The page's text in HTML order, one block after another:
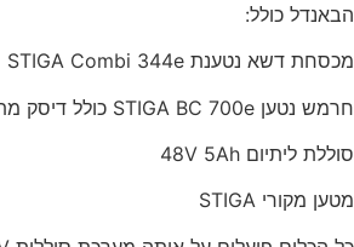
הבאנדל כולל:
מכסחת דשא נטענת
STIGA Combi 344e
חרמש נטען
STIGA BC 700e כולל דיסק מתכת
סוללת ליתיום 48V 5Ah
מטען מקורי STIGA